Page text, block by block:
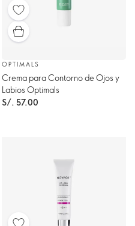
OPTIMALS
Crema para Contorno de Ojos y
Labios Optimals
S/. 57.00